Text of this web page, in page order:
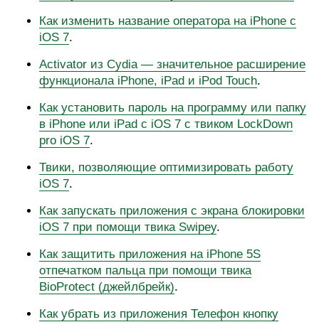
Как изменить название оператора на iPhone c
iOS 7.
Activator из Cydia — значительное расширение
функционала iPhone, iPad и iPod Touch.
Как установить пароль на программу или папку
в iPhone или iPad с iOS 7 с твиком LockDown
pro iOS 7.
Твики, позволяющие оптимизировать работу
iOS 7.
Как запускать приложения с экрана блокировки
iOS 7 при помощи твика Swipey.
Как защитить приложения на iPhone 5S
отпечатком пальца при помощи твика
BioProtect (джейлбрейк).
Как убрать из приложения Телефон кнопку